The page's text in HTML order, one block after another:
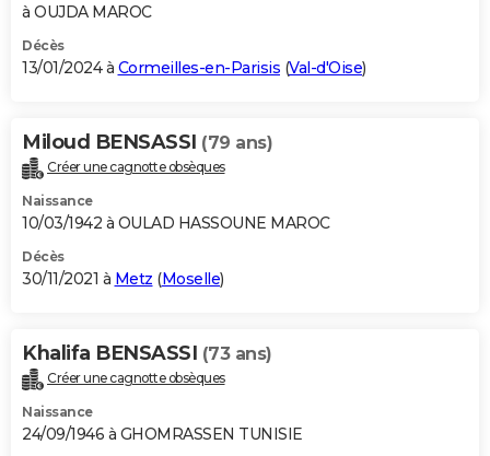
à OUJDA MAROC
Décès
13/01/2024 à Cormeilles-en-Parisis (Val-d'Oise)
Miloud BENSASSI (79 ans)
Créer une cagnotte obsèques
Naissance
10/03/1942 à OULAD HASSOUNE MAROC
Décès
30/11/2021 à Metz (Moselle)
Khalifa BENSASSI (73 ans)
Créer une cagnotte obsèques
Naissance
24/09/1946 à GHOMRASSEN TUNISIE